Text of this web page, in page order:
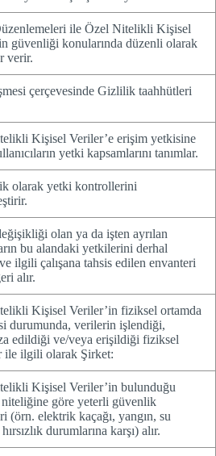
ile Özel Nitelikli Kişisel
güvenliği konularında düzenli olarak
verir.
çerçevesinde Gizlilik taahhütleri
Kişisel Veriler’e erişim yetkisine
yetki kapsamlarını tanımlar.
olarak yetki kontrollerini
olan ya da işten ayrılan
bu alandaki yetkilerini derhal
ilgili çalışana tahsis edilen envanteri
alır.
Kişisel Veriler’in fiziksel ortamda
durumunda, verilerin işlendiği,
edildiği ve/veya erişildiği fiziksel
ile ilgili olarak Şirket:
Kişisel Veriler’in bulunduğu
niteliğine göre yeterli güvenlik
(örn. elektrik kaçağı, yangın, su
hırsızlık durumlarına karşı) alır.